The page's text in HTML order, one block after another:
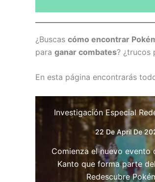
¿Buscas cómo encontrar
para ganar combates? ¿trucos
En esta página encontrarás
Investigación Especial
22 De April De
Comienza el nuevo evento
Kanto que forma parte
Redescubre